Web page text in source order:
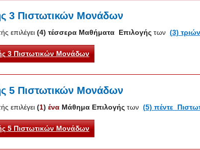
3 Πιστωτικών Μονάδων
επιλέγει (4) τέσσερα Μαθήματα Επιλογήςτων (3)
3 Πιστωτικών Μονάδων
5 Πιστωτικών Μονάδων
επιλέγει (1) έναΜάθημα Επιλογήςτων (5) πέντε
5 Πιστωτικών Μονάδων